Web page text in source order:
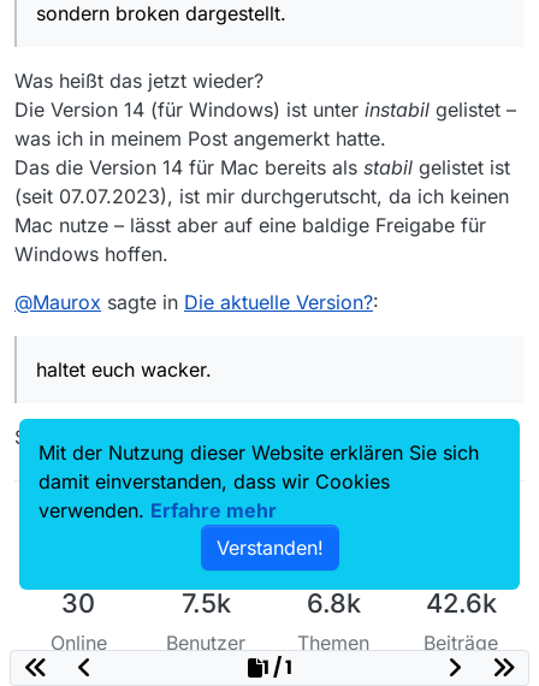
sondern broken dargestellt.
Was heißt das jetzt wieder?
Die Version 14 (für Windows) ist unter instabil gelistet –
was ich in meinem Post angemerkt hatte.
Das die Version 14 für Mac bereits als stabil gelistet ist
(seit 07.07.2023), ist mir durchgerutscht, da ich keinen
Mac nutze – lässt aber auf eine baldige Freigabe für
Windows hoffen.
@Maurox sagte in Die aktuelle Version?:
haltet euch wacker.
Sowieso!
30
Online
7.5k
Benutzer
6.8k
Themen
42.6k
Beiträge
1 / 1
Mit der Nutzung dieser Website erklären Sie sich
damit einverstanden, dass wir Cookies
verwenden. Erfahre mehr
Verstanden!